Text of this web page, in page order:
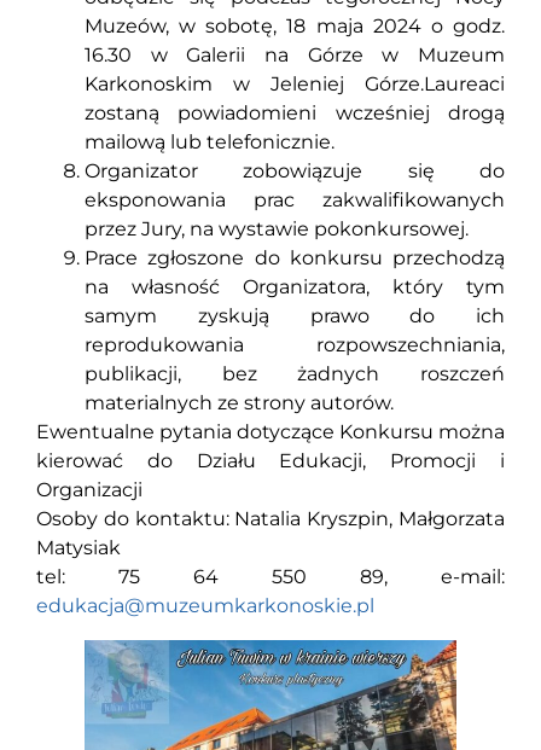
Muzeów, w sobotę, 18 maja 2024 o godz.
16.30 w Galerii na Górze w Muzeum
Karkonoskim w Jeleniej Górze.Laureaci
zostaną powiadomieni wcześniej drogą
mailową lub telefonicznie.
Organizator zobowiązuje się do
eksponowania prac zakwalifikowanych
przez Jury, na wystawie pokonkursowej.
Prace zgłoszone do konkursu przechodzą
na własność Organizatora, który tym
samym zyskują prawo do ich
reprodukowania rozpowszechniania,
publikacji, bez żadnych roszczeń
materialnych ze strony autorów.
Ewentualne pytania dotyczące Konkursu można
kierować do Działu Edukacji, Promocji i
Organizacji
Osoby do kontaktu: Natalia Kryszpin, Małgorzata
Matysiak
tel: 75 64 550 89, e-mail:
edukacja@muzeumkarkonoskie.pl